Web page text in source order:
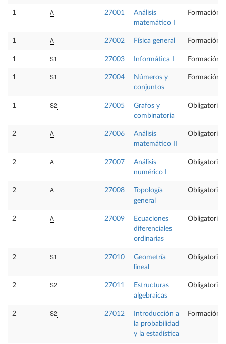
1 A 27001
Análisis
matemático I
Formación
1 A 27002 Física general Formación
1 S1 27003 Informática I Formación
1 S1 27004
Números y
conjuntos
Formación
1 S2 27005
Grafos y
combinatoria
Obligatoria
2 A 27006
Análisis
matemático II
Obligatoria
2 A 27007
Análisis
numérico I
Obligatoria
2 A 27008
Topología
general
Obligatoria
2 A 27009
Ecuaciones
diferenciales
ordinarias
Obligatoria
2 S1 27010
Geometría
lineal
Obligatoria
2 S2 27011
Estructuras
algebraicas
Obligatoria
2 S2 27012
Introducción a
la probabilidad
y la estadística
Formación